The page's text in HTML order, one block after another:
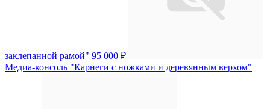
заклепанной рамой" 95 000 ₽
Медиа-консоль "Карнеги с ножками и деревянным верхом"